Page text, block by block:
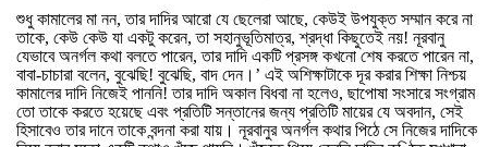
শুধু কামালের মা নন,তার দাদির আরো যে ছেলেরা আছে, কেউই উপযুক্ত সম্মান করে না
তাকে, কেউ কেউ যা একটু করেন,তা সহানুভূতিমাত্র,শ্রদ্ধা কিছুতেই নয়! নূরবানু
যেভাবে অনর্গল কথা বলতে পারেন,তার দাদি একটি প্রসঙ্গ কখনো শেষ করতে পারেন না,
বাবা-চাচারা বলেন, বুঝেছি! বুঝেছি, বাদ দেন। ’ এই অশিক্ষাটাকে দূর করার শিক্ষা নিশ্চয়
কামালের দাদি নিজেই পাননি!তার দাদি অকাল বিধবা না হলেও, ছাপোষা সংসারে সংগ্রাম
তো তাকে করতে হয়েছে এবং প্রতিটি সন্তানের জন্য প্রতিটি মায়ের যে অবদান, সেই
হিসাবেও তার দানে তাকে বন্দনা করা যায়। নূরবানুর অনর্গল কথার পিঠে সে নিজের দাদিকে